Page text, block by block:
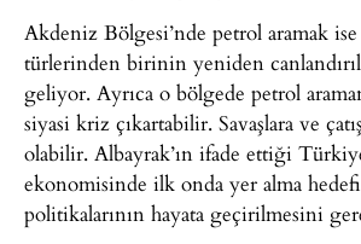
Akdeniz Bölgesi’nde petrol aramak
türlerinden birinin yeniden
geliyor. Ayrıca o bölgede petrol
siyasi kriz çıkartabilir. Savaşlara ve
olabilir. Albayrak’ın ifade ettiği
ekonomisinde ilk onda yer alma
politikalarının hayata geçirilmesini